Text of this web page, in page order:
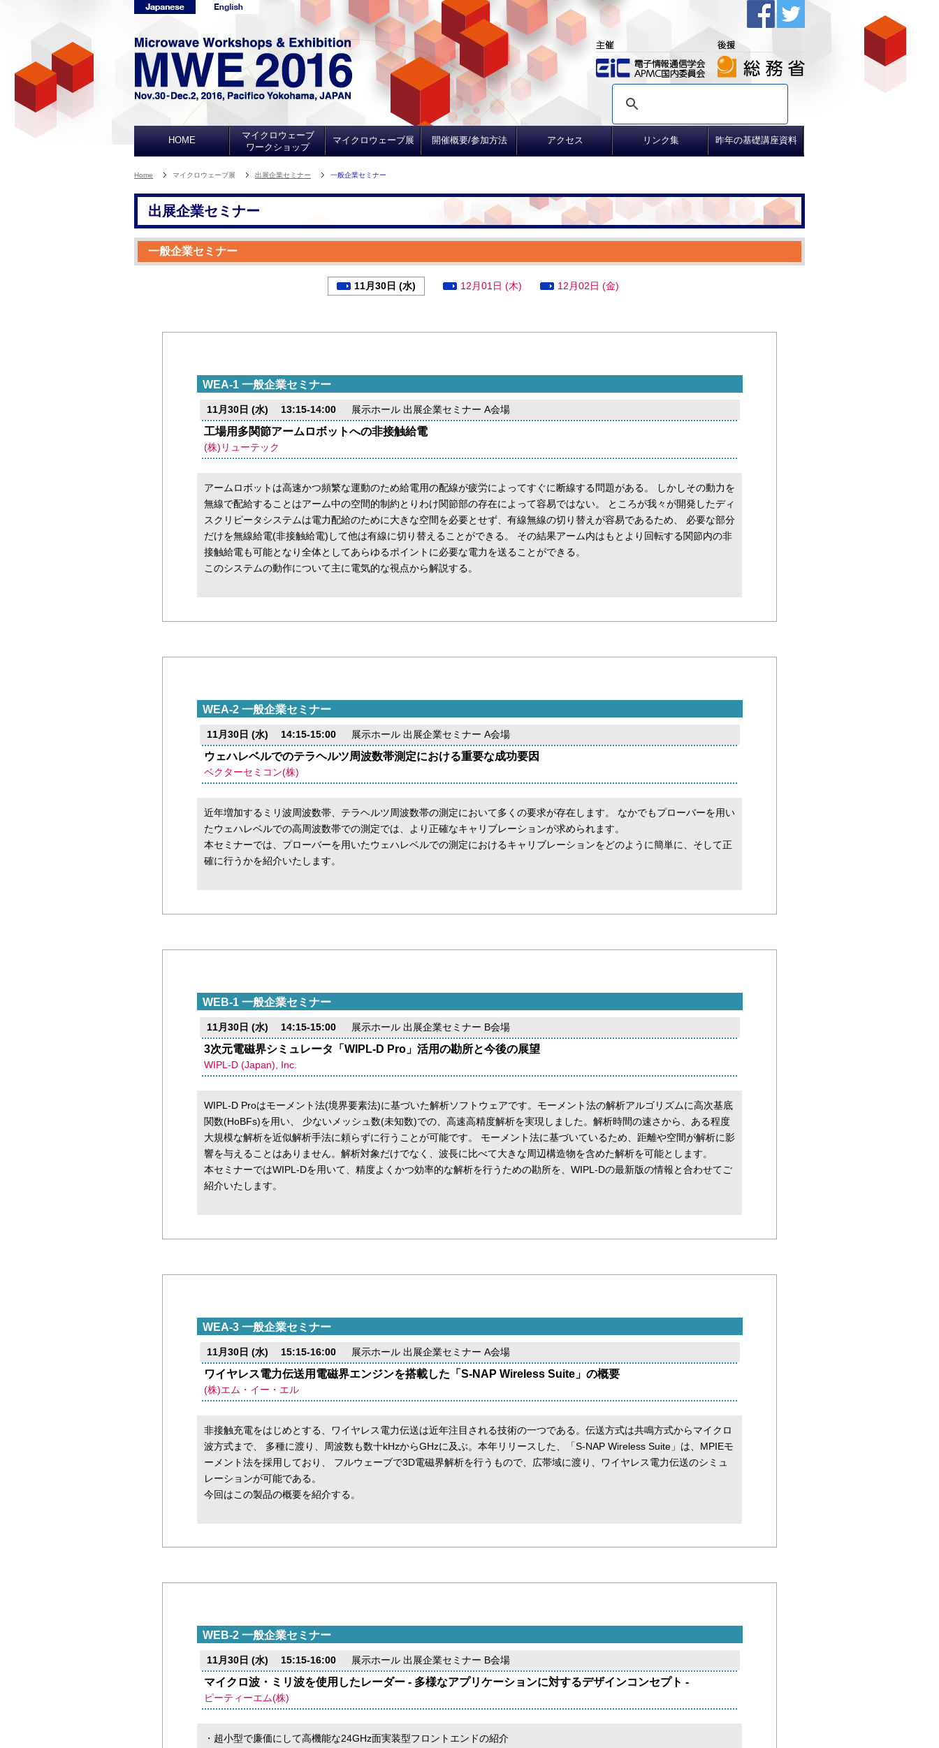
HOME
マイクロウェーブ
ワークショップ
マイクロウェーブ展 開催概要/参加方法 アクセス リンク集 昨年の基礎講座資料
Home マイクロウェーブ展 出展企業セミナー 一般企業セミナー
出展企業セミナー
一般企業セミナー
11月30日 (水) 12月01日 (木) 12月02日 (金)
WEA-1 一般企業セミナー
11月30日 (水) 13:15-14:00展示ホール 出展企業セミナー A会場
工場用多関節アームロボットへの非接触給電
(株)リューテック
アームロボットは高速かつ頻繁な運動のため給電用の配線が疲労によってすぐに断線する問題がある。 しかしその動力を
無線で配給することはアーム中の空間的制約とりわけ関節部の存在によって容易ではない。 ところが我々が開発したディ
スクリピータシステムは電力配給のために大きな空間を必要とせず、有線無線の切り替えが容易であるため、 必要な部分
だけを無線給電(非接触給電)して他は有線に切り替えることができる。 その結果アーム内はもとより回転する関節内の非
接触給電も可能となり全体としてあらゆるポイントに必要な電力を送ることができる。
このシステムの動作について主に電気的な視点から解説する。
WEA-2 一般企業セミナー
11月30日 (水) 14:15-15:00展示ホール 出展企業セミナー A会場
ウェハレベルでのテラヘルツ周波数帯測定における重要な成功要因
ベクターセミコン(株)
近年増加するミリ波周波数帯、テラヘルツ周波数帯の測定において多くの要求が存在します。 なかでもプローバーを用い
たウェハレベルでの高周波数帯での測定では、より正確なキャリブレーションが求められます。
本セミナーでは、プローバーを用いたウェハレベルでの測定におけるキャリブレーションをどのように簡単に、そして正
確に行うかを紹介いたします。
WEB-1 一般企業セミナー
11月30日 (水) 14:15-15:00展示ホール 出展企業セミナー B会場
3次元電磁界シミュレータ「WIPL-D Pro」活用の勘所と今後の展望
WIPL-D (Japan), Inc.
WIPL-D Proはモーメント法(境界要素法)に基づいた解析ソフトウェアです。モーメント法の解析アルゴリズムに高次基底
関数(HoBFs)を用い、 少ないメッシュ数(未知数)での、高速高精度解析を実現しました。解析時間の速さから、ある程度
大規模な解析を近似解析手法に頼らずに行うことが可能です。 モーメント法に基づいているため、距離や空間が解析に影
響を与えることはありません。解析対象だけでなく、波長に比べて大きな周辺構造物を含めた解析を可能とします。
本セミナーではWIPL-Dを用いて、精度よくかつ効率的な解析を行うための勘所を、WIPL-Dの最新版の情報と合わせてご
紹介いたします。
WEA-3 一般企業セミナー
11月30日 (水) 15:15-16:00展示ホール 出展企業セミナー A会場
ワイヤレス電力伝送用電磁界エンジンを搭載した「S-NAP Wireless Suite」の概要
(株)エム・イー・エル
非接触充電をはじめとする、ワイヤレス電力伝送は近年注目される技術の一つである。伝送方式は共鳴方式からマイクロ
波方式まで、 多種に渡り、周波数も数十kHzからGHzに及ぶ。本年リリースした、「S-NAP Wireless Suite」は、MPIEモ
ーメント法を採用しており、 フルウェーブで3D電磁界解析を行うもので、広帯域に渡り、ワイヤレス電力伝送のシミュ
レーションが可能である。
今回はこの製品の概要を紹介する。
WEB-2 一般企業セミナー
11月30日 (水) 15:15-16:00展示ホール 出展企業セミナー B会場
マイクロ波・ミリ波を使用したレーダー - 多様なアプリケーションに対するデザインコンセプト -
ピーティーエム(株)
・超小型で廉価にして高機能な24GHz面実装型フロントエンドの紹介